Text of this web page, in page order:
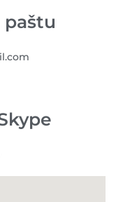
paštu